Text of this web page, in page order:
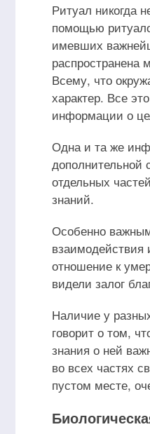
Ритуал никогда
помощью
имевших
Всему, что
характер. Все
информации о
Одна и та же
дополнительной
отдельных
знаний.
Особенно
отношение к
видели залог
Наличие у
говорит о том,
знания о ней
во всех частях
пустом месте,